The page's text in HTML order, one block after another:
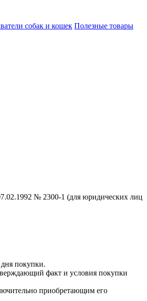
собак и кошек Полезные товары
№ 2300-1 (для юридических лиц
дня покупки.
факт и условия покупки
приобретающим его